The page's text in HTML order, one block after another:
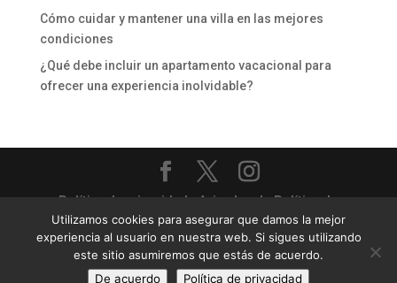
Cómo cuidar y mantener una villa en las mejores
condiciones
¿Qué debe incluir un apartamento vacacional para
ofrecer una experiencia inolvidable?
Política de privacidad Aviso legal
Política de
cookies
Priority Villas & Apartments - Gestión completa de
villas y apartamentos turísticos
Utilizamos cookies para asegurar que damos la mejor
experiencia al usuario en nuestra web. Si sigues utilizando
este sitio asumiremos que estás de acuerdo.
De acuerdo
Política de privacidad